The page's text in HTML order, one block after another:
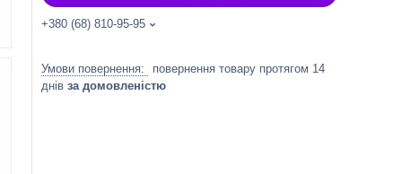
+380 (68) 810-95-95
повернення товару протягом 14
днів за домовленістю